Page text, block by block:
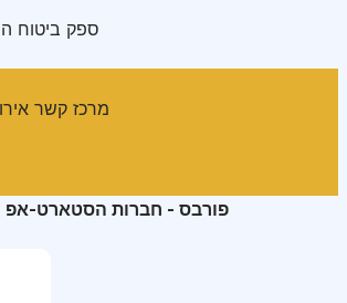
ספק ביטוח
מרכז קשר
פורבס - חברות הסטארט-אפ